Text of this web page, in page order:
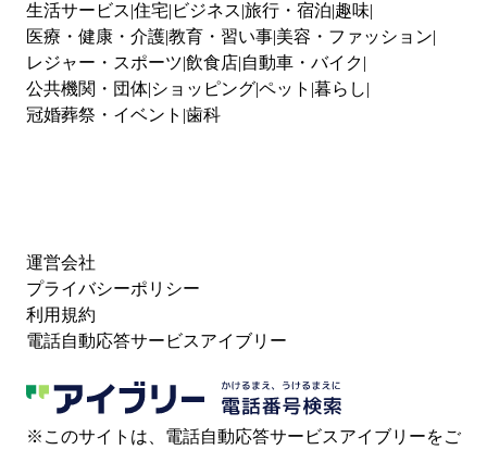
生活サービス 住宅 ビジネス 旅行・宿泊 趣味
医療・健康・介護教育・習い事 美容・ファッション
レジャー・スポーツ 飲食店 自動車・バイク
公共機関・団体 ショッピングペット 暮らし
冠婚葬祭・イベント 歯科
運営会社
プライバシーポリシー
利用規約
電話自動応答サービスアイブリー
※このサイトは、電話自動応答サービスアイブリーをご